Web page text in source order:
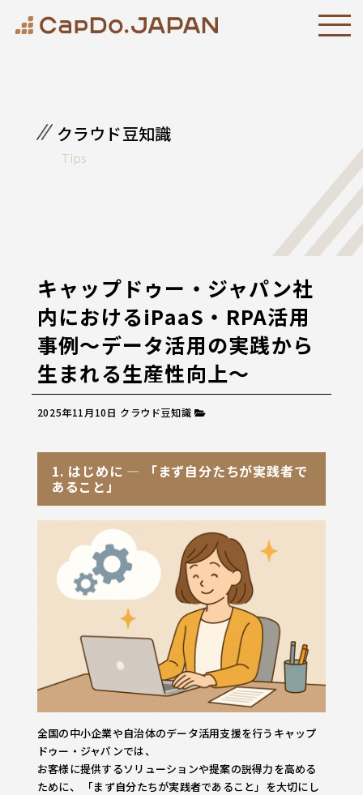
クラウド豆知識
Tips
キャップドゥー・ジャパン社
内におけるiPaaS・RPA活用
事例～データ活用の実践から
生まれる生産性向上～
2025年11月10日 クラウド豆知識
1. はじめに ― 「まず自分たちが実践者で
あること」
全国の中小企業や自治体のデータ活用支援を行うキャップ
ドゥー・ジャパンでは、
お客様に提供するソリューションや提案の説得力を高める
ために、 「まず自分たちが実践者であること」を大切にし